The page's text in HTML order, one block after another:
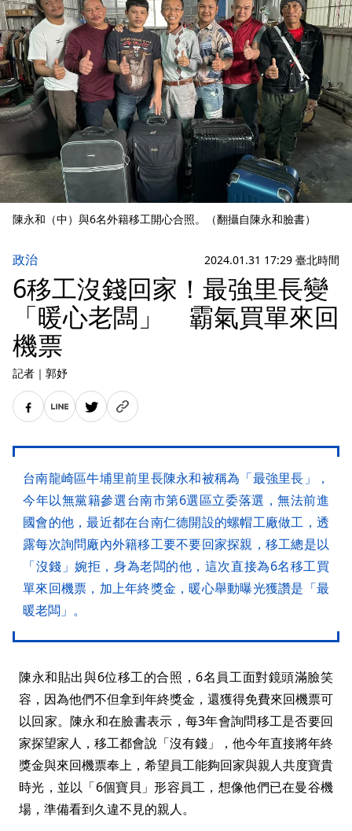
陳永和（中）與6名外籍移工開心合照。（翻攝自陳永和臉書）
政治 2024.01.31 17:29 臺北時間
6移工沒錢回家！最強里長變
「暖心老闆」 霸氣買單來回
機票
記者 ｜ 郭妤
台南龍崎區牛埔里前里長陳永和被稱為「最強里長」，
今年以無黨籍參選台南市第6選區立委落選，無法前進
國會的他，最近都在台南仁德開設的螺帽工廠做工，透
露每次詢問廠內外籍移工要不要回家探親，移工總是以
「沒錢」婉拒，身為老闆的他，這次直接為6名移工買
單來回機票，加上年終獎金，暖心舉動曝光獲讚是「最
暖老闆」。
陳永和貼出與6位移工的合照，6名員工面對鏡頭滿臉笑
容，因為他們不但拿到年終獎金，還獲得免費來回機票可
以回家。陳永和在臉書表示，每3年會詢問移工是否要回
家探望家人，移工都會說「沒有錢」，他今年直接將年終
獎金與來回機票奉上，希望員工能夠回家與親人共度寶貴
時光，並以「6個寶貝」形容員工，想像他們已在曼谷機
場，準備看到久違不見的親人。